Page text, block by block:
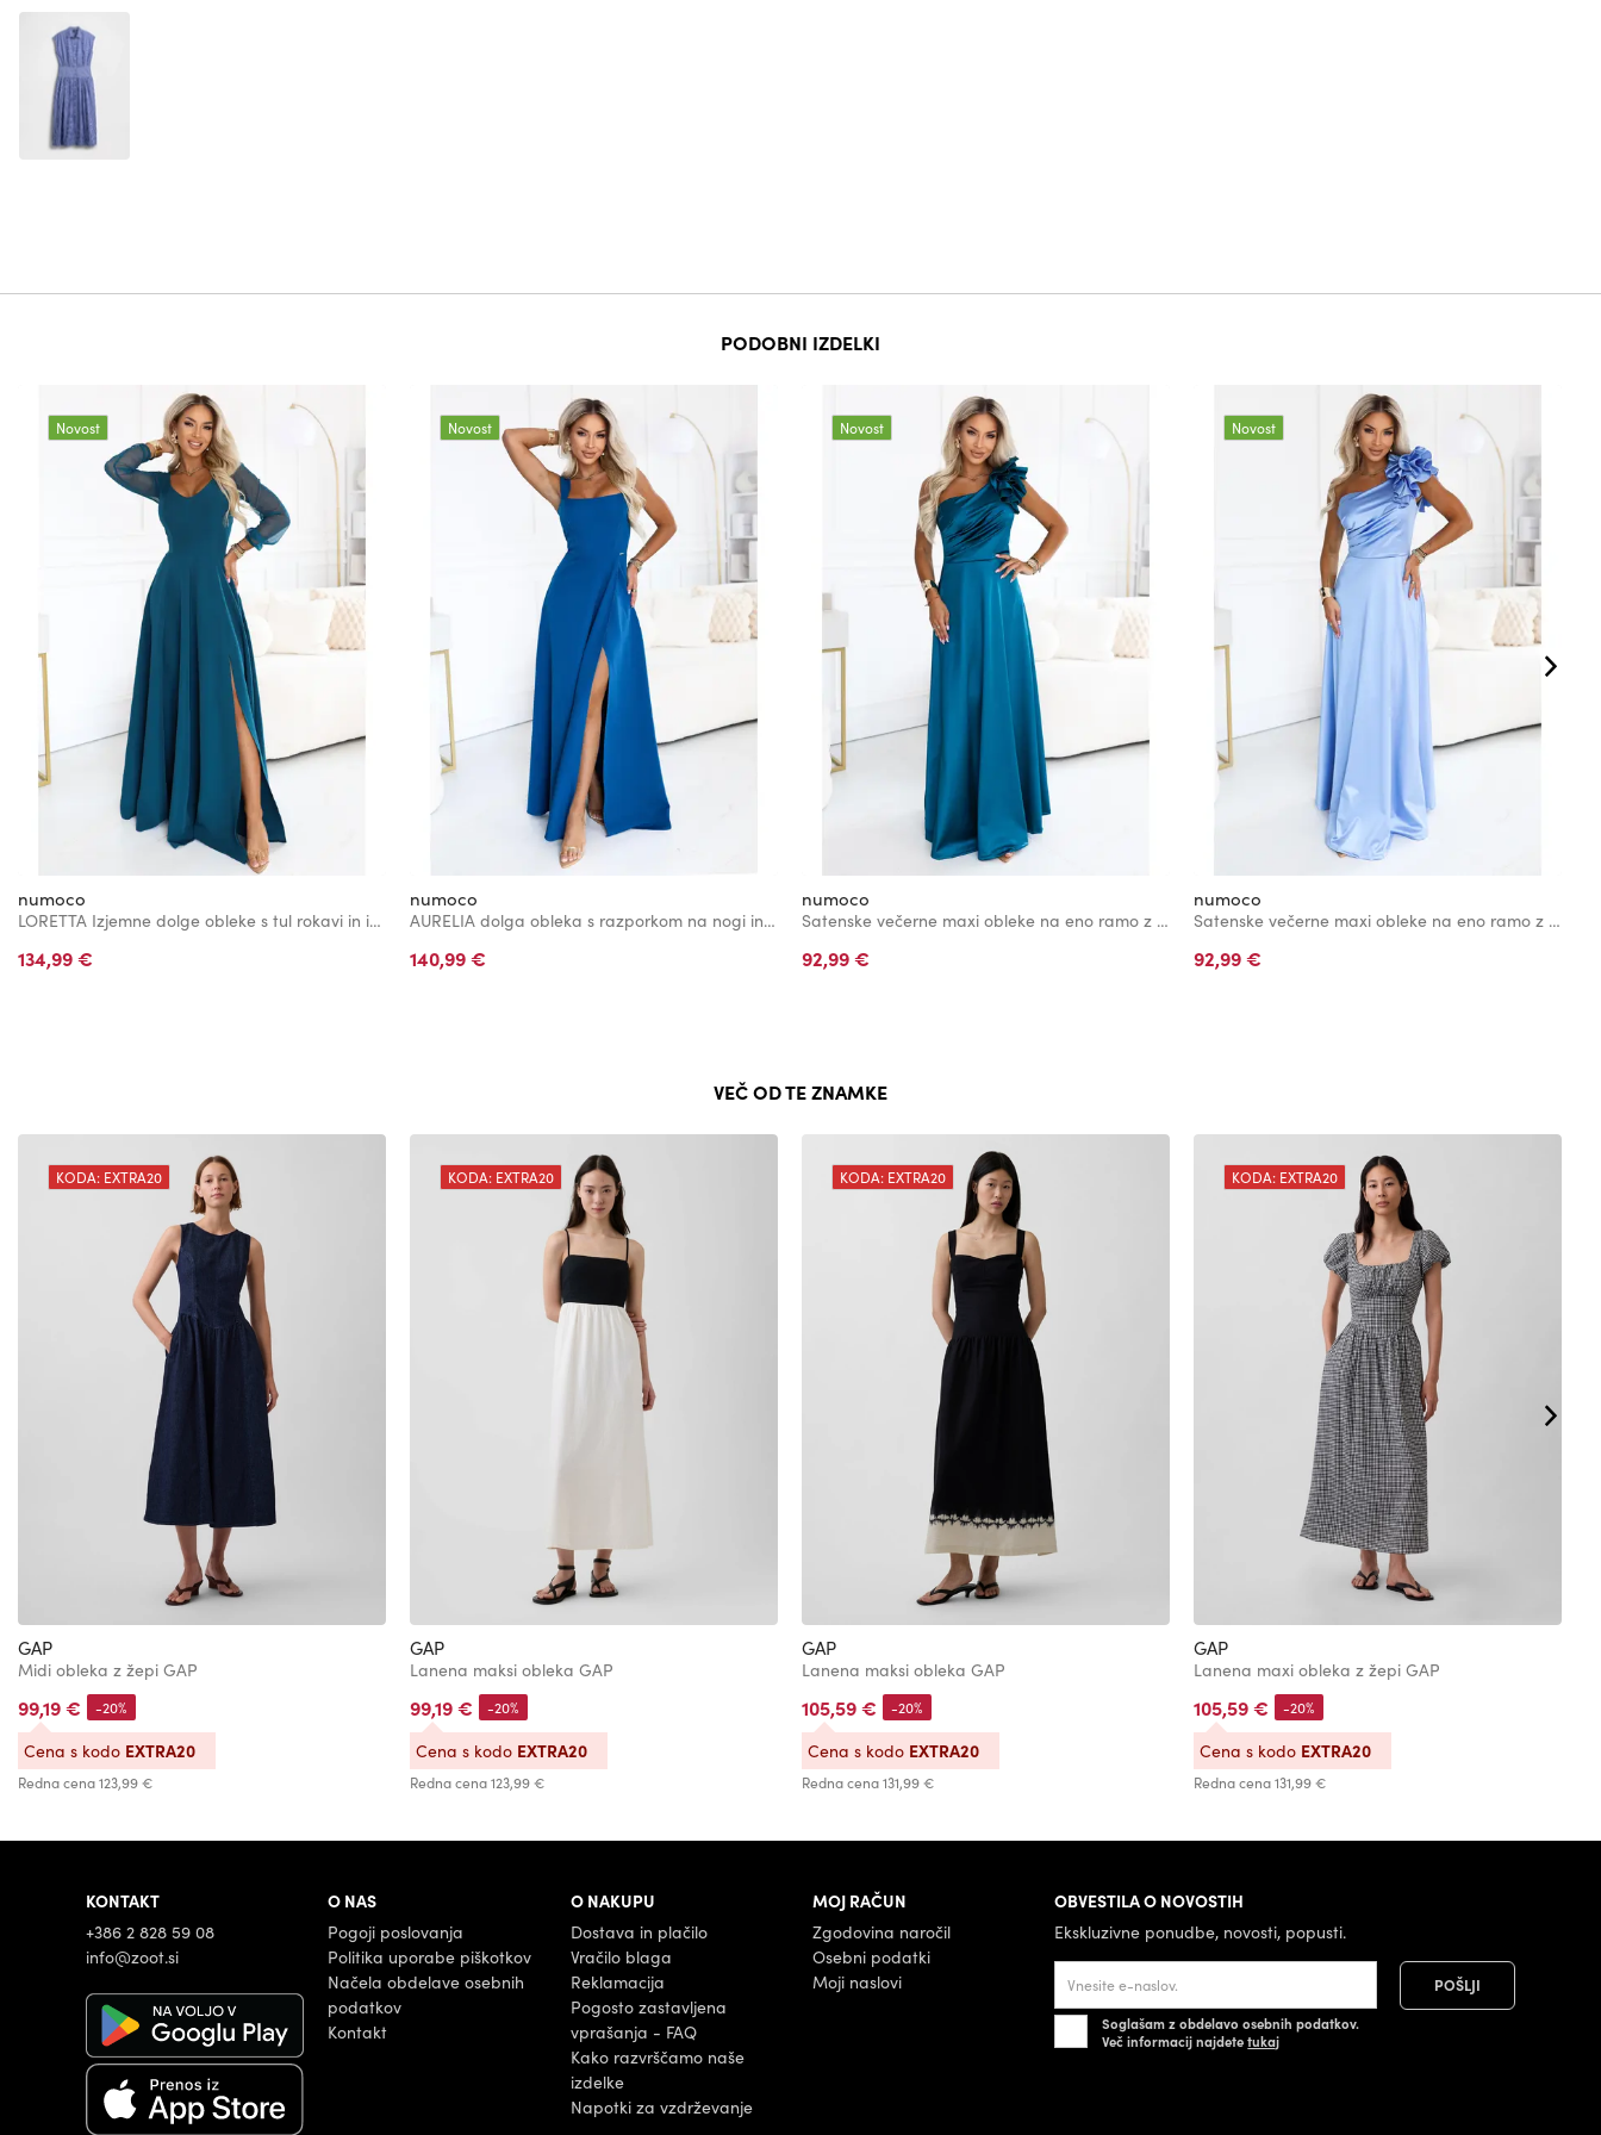
PODOBNI IZDELKI
Novost
numoco
LORETTA Izjemne dolge obleke s tul rokavi in izrezom - morska zelena
134,99 €
Novost
numoco
AURELIA dolga obleka s razporkom na nogi in kvadratnim izrezom - morska zelena
140,99 €
Novost
numoco
Satenske večerne maxi obleke na eno ramo z okrasno volanko - morska zelena
92,99 €
Novost
numoco
Satenske večerne maxi obleke na eno ramo z okrasno volanko - svetlo modra
92,99 €
VEČ OD TE ZNAMKE
KODA: EXTRA20
GAP
Midi obleka z žepi GAP
99,19 €
Redna cena123,99 €
-20%
Cena s kodo EXTRA20
KODA: EXTRA20
GAP
Lanena maksi obleka GAP
99,19 €
Redna cena123,99 €
-20%
Cena s kodo EXTRA20
KODA: EXTRA20
GAP
Lanena maksi obleka GAP
105,59 €
Redna cena131,99 €
-20%
Cena s kodo EXTRA20
KODA: EXTRA20
GAP
Lanena maxi obleka z žepi GAP
105,59 €
Redna cena131,99 €
-20%
Cena s kodo EXTRA20
KONTAKT
+386 2 828 59 08
info@zoot.si
O NAS
Pogoji poslovanja
Politika uporabe piškotkov
Načela obdelave osebnih
podatkov
Kontakt
O NAKUPU
Dostava in plačilo
Vračilo blaga
Reklamacija
Pogosto zastavljena
vprašanja - FAQ
Kako razvrščamo naše
izdelke
Napotki za vzdrževanje
MOJ RAČUN
Zgodovina naročil
Osebni podatki
Moji naslovi
OBVESTILA O NOVOSTIH
Ekskluzivne ponudbe, novosti, popusti.
Soglašam z obdelavo osebnih podatkov.
Več informacij najdetetukaj